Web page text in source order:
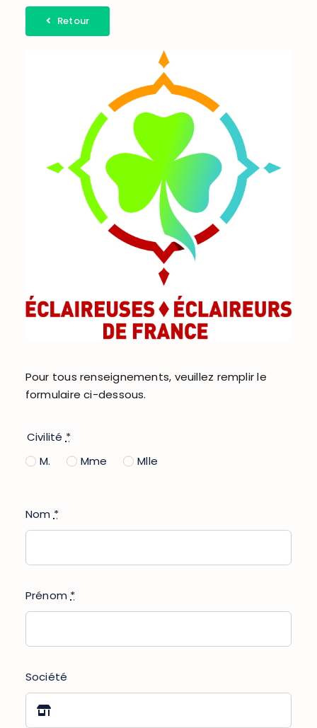
Retour
Pour tous renseignements, veuillez remplir le
formulaire ci-dessous.
Civilité *
M.
Mme Mlle
Nom*
Prénom *
Société